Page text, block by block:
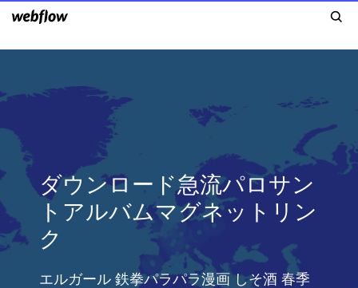
ダウンロード急流パロサン
トアルバムマグネットリン
ク
エルガール 鉄拳パラパラ漫画 しそ酒 春季